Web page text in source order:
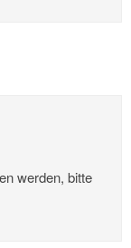
werden, bitte